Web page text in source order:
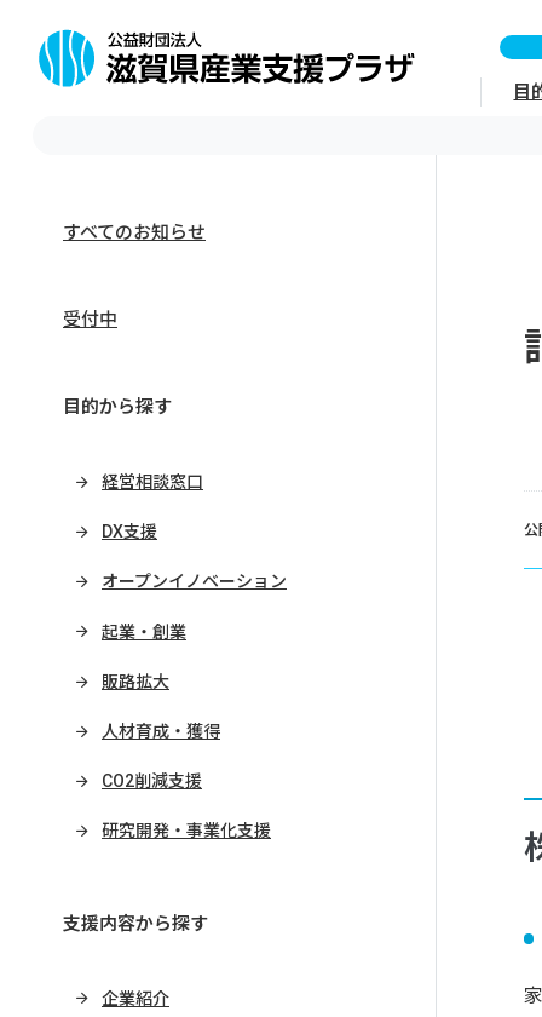
目
すべてのお知らせ
受付中
目的から探す
経営相談窓口
DX支援
オープンイノベーション
起業・創業
販路拡大
人材育成・獲得
CO2削減支援
研究開発・事業化支援
支援内容から探す
企業紹介
公